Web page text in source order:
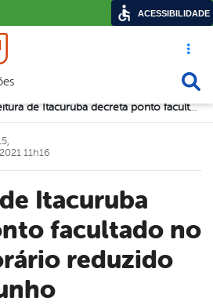
Acesso
navegação
Prefeitura de Itacuruba decreta ponto facultado no dia 22 e horário reduzido dia 27 de junho
facultado no
reduzido
11h16
ACESSIBILIDADE